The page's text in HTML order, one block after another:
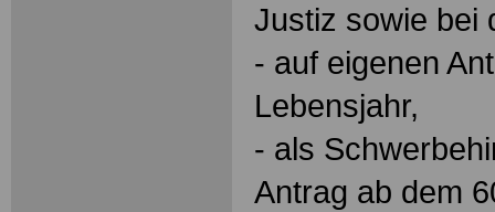
Justiz sowie bei
- auf eigenen
Lebensjahr,
- als
Antrag ab dem